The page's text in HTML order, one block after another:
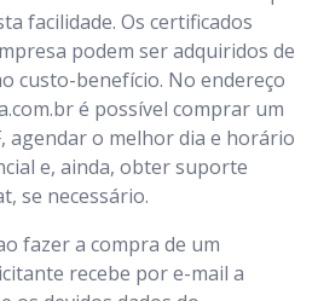
facilidade. Os certificados
podem ser adquiridos de
custo-benefício. No endereço
é possível comprar um
agendar o melhor dia e horário
e, ainda, obter suporte
se necessário.
fazer a compra de um
recebe por e-mail a